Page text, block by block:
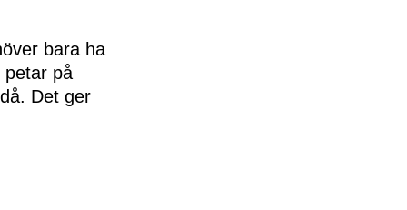
bara ha
petar på
Det ger